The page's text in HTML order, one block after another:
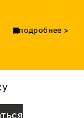
подробнее >